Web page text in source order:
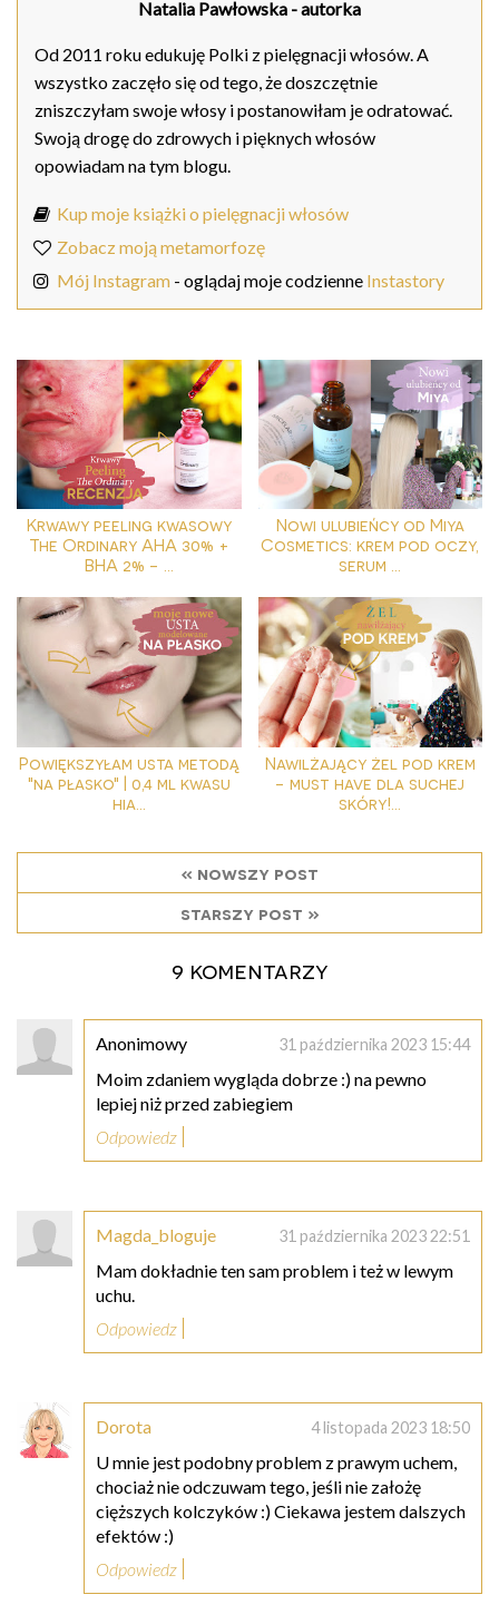
Natalia Pawłowska - autorka
Od 2011 roku edukuję Polki z pielęgnacji włosów. A
wszystko zaczęło się od tego, że doszczętnie
zniszczyłam swoje włosy i postanowiłam je odratować.
Swoją drogę do zdrowych i pięknych włosów
opowiadam na tym blogu.
Kup moje książki o pielęgnacji włosów
Zobacz moją metamorfozę
Mój Instagram - oglądaj moje codzienne Instastory
Krwawy peeling kwasowy
The Ordinary AHA 30% +
BHA 2% - ...
Nowi ulubieńcy od Miya
Cosmetics: krem pod oczy,
serum ...
Powiększyłam usta metodą
"na płasko" | 0,4 ml kwasu
hia...
Nawilżający żel pod krem
- must have dla suchej
skóry!...
« nowszy post
starszy post »
9 komentarzy
Anonimowy 31 października 2023 15:44
Moim zdaniem wygląda dobrze :) na pewno
lepiej niż przed zabiegiem
Odpowiedz
Magda_bloguje 31 października 2023 22:51
Mam dokładnie ten sam problem i też w lewym
uchu.
Odpowiedz
Dorota 4 listopada 2023 18:50
U mnie jest podobny problem z prawym uchem,
chociaż nie odczuwam tego, jeśli nie założę
cięższych kolczyków :) Ciekawa jestem dalszych
efektów :)
Odpowiedz